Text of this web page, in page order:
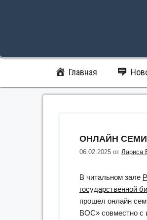
Главная
ОНЛАЙН
06.02.2025 отЛариса
В читальном зале
государственной
прошел онлайн
ВОС» совместно с